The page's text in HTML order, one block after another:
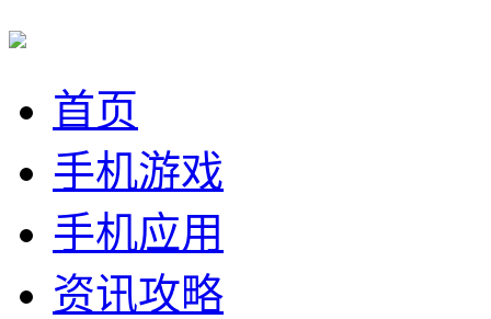
首页
手机游戏
手机应用
资讯攻略